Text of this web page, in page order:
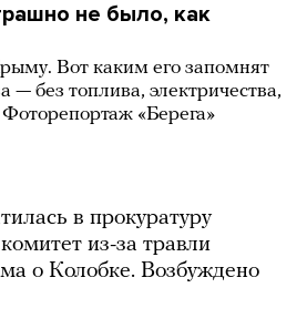
не было, как
Вот каким его запомнят
— без топлива, электричества,
«Берега»
в прокуратуру
из-за травли
о Колобке. Возбуждено